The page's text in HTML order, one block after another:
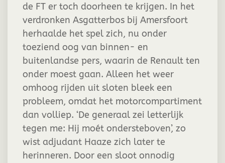
de FT er toch doorheen te krijgen. In het
verdronken Asgatterbos bij Amersfoort
herhaalde het spel zich, nu onder
toeziend oog van binnen- en
buitenlandse pers, waarin de Renault ten
onder moest gaan. Alleen het weer
omhoog rijden uit sloten bleek een
probleem, omdat het motorcompartiment
dan volliep. ‘De generaal zei letterlijk
tegen me: Hij moét ondersteboven’, zo
wist adjudant Haaze zich later te
herinneren. Door een sloot onnodig